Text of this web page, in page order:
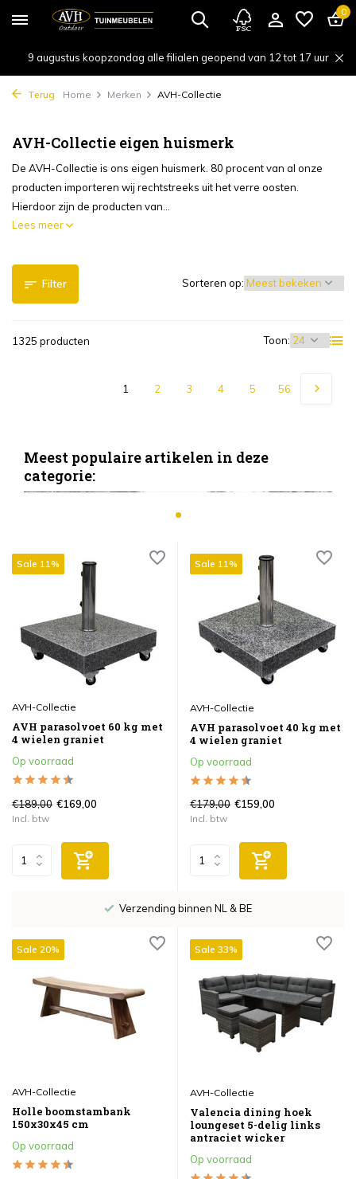
0
9 augustus koopzondag alle filialen geopend van 12 tot 17 uur
Terug Home Merken AVH-Collectie
AVH-Collectie eigen huismerk
De AVH-Collectie is ons eigen huismerk. 80 procent van al onze
producten importeren wij rechtstreeks uit het verre oosten.
Hierdoor zijn de producten van...
Lees meer
Filter
1325 producten Toon:
Sorteren op:
1 2 3 4 5 56
Meest populaire artikelen in deze
categorie:
Sale 11%
AVH-Collectie
AVH parasolvoet 60 kg met
4 wielen graniet
Op voorraad
€189,00 €169,00
Incl. btw
Sale 11%
AVH-Collectie
AVH parasolvoet 40 kg met
4 wielen graniet
Op voorraad
€179,00 €159,00
Incl. btw
Verzending binnen NL & BE
Sale 20%
AVH-Collectie
Holle boomstambank
150x30x45 cm
Op voorraad
Sale 33%
AVH-Collectie
Valencia dining hoek
loungeset 5-delig links
antraciet wicker
Op voorraad